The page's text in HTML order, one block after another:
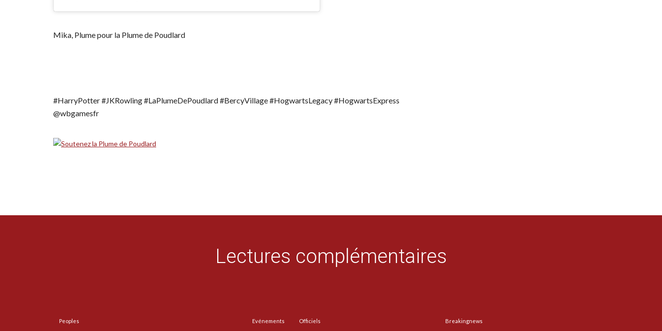
Mika, Plume pour la Plume de Poudlard
#HarryPotter #JKRowling #LaPlumeDePoudlard #BercyVillage #HogwartsLegacy #HogwartsExpress
@wbgamesfr
Lectures complémentaires
Peoples Evénements Officiels Breakingnews